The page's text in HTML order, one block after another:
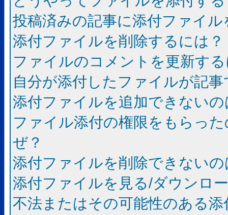
投稿済みの記事に添付ファイ
添付ファイルを削除するには？
ファイルのコメントを更新す
自分が添付したファイルが記
添付ファイルを追加できない
ファイル添付の権限をもらっ
ぜ？
添付ファイルを削除できない
添付ファイルを見る/ダウンロ
不法またはその可能性のある